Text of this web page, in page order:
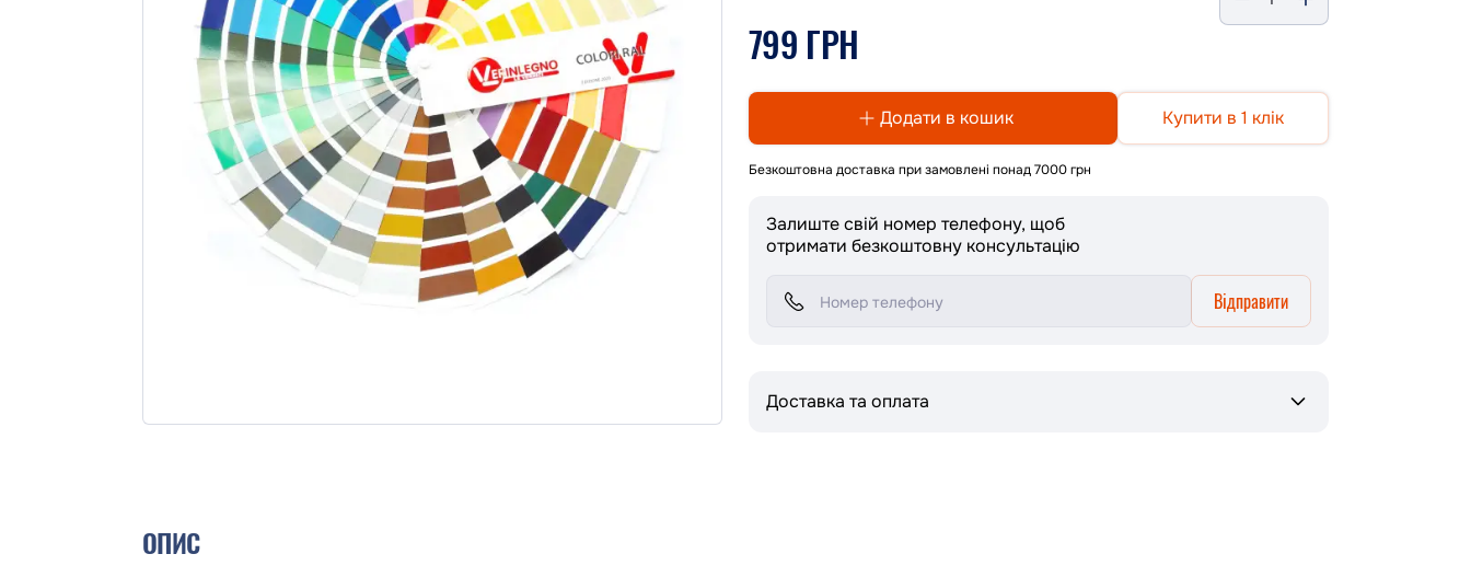
799 ГРН
Додати в кошик Купити в 1 клік
Безкоштовна доставка при замовлені понад 7000 грн
Залиште свій номер телефону, щоб
отримати безкоштовну консультацію
Відправити
Доставка та оплата
ОПИС